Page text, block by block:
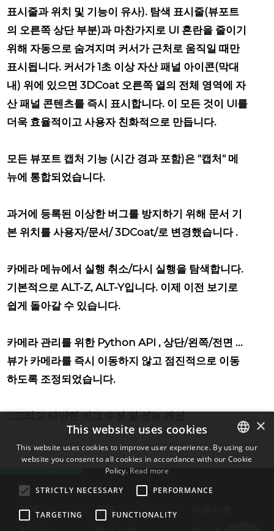
표시줄과 위치 및 기능이 유사). 탐색 표시줄(뷰포트
의 오른쪽 상단 부분)과 마찬가지로 UI 혼란을 줄이기
위해 자동으로 숨겨지며 커서가 근처로 움직일 때만
표시됩니다. 커서가 1초 이상 자산 패널 아이콘(막대
내) 위에 있으면 3DCoat 오른쪽 열의 전체 영역에 자
산 패널 콘텐츠를 즉시 표시합니다. 이 모든 것이 UI를
더욱 효율적이고 사용자 친화적으로 만듭니다.
모든 뷰포트 캡처 기능 (시간 경과 포함)은 "캡처" 메
뉴에 통합되었습니다.
과거에 등록된 이상한 버그를 방지하기 위해 문서 기
본 위치를 사용자/문서/ 3DCoat/로 변경했습니다.
카메라 메뉴에서 실행 취소/다시 실행을 탐색합니다.
기본적으로 ALT-Z, ALT-Y입니다. 이제 이전 보기로
쉽게 돌아갈 수 있습니다.
카메라 관리를 위한 Python API , 상단/왼쪽/전면 ...
뷰가 카메라를 즉시 이동하지 않고 점진적으로 이동
하도록 조정되었습니다.
가게 교제
ENGLISH
×
This website uses cookies
This website uses cookies to improve user experience. By using our
website you consent to all cookies in accordance with our Cookie
Policy. Read more
STRICTLY NECESSARY
PERFORMANCE
TARGETING FUNCTIONALITY